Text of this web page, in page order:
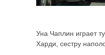
Уна Чаплин играет
Харди, сестру